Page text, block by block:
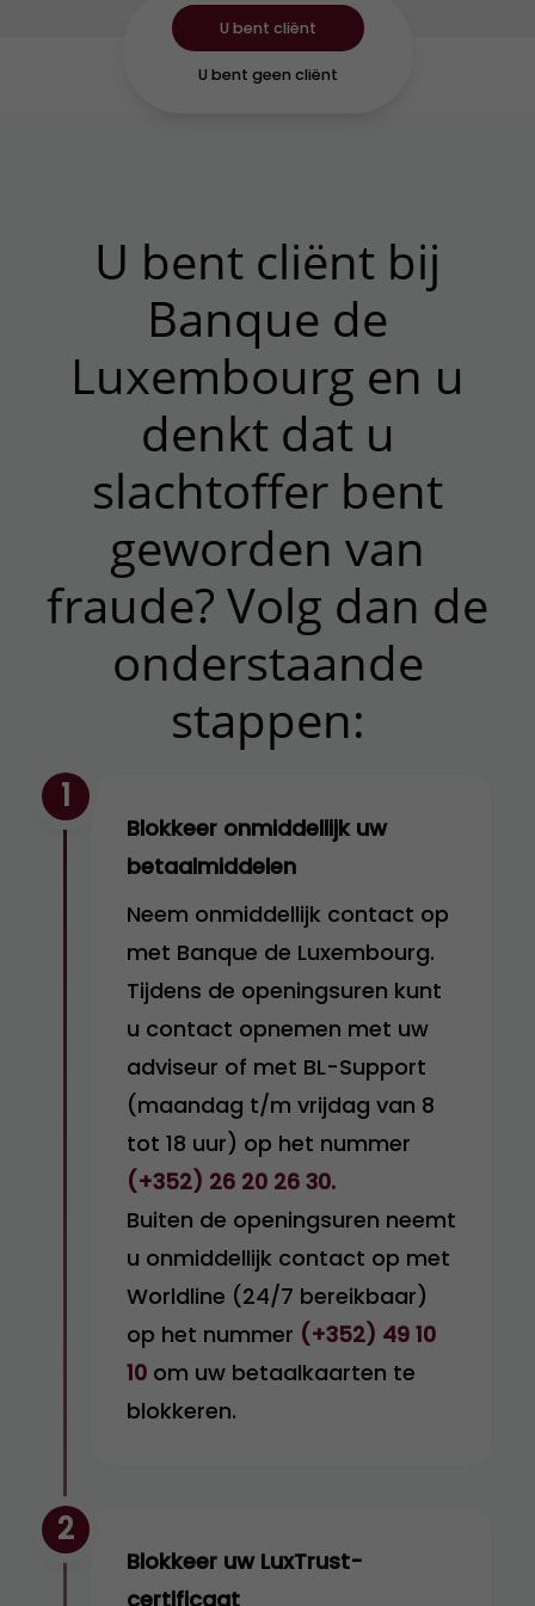
U bent cliënt
U bent geen cliënt
U bent cliënt bij
Banque de
Luxembourg en u
denkt dat u
slachtoffer bent
geworden van
fraude? Volg dan de
onderstaande
stappen:
1
Blokkeer onmiddellijk uw
betaalmiddelen
Neem onmiddellijk contact op
met Banque de Luxembourg.
Tijdens de openingsuren kunt
u contact opnemen met uw
adviseur of met BL-Support
(maandag t/m vrijdag van 8
tot 18 uur) op het nummer
(+352) 26 20 26 30.
Buiten de openingsuren neemt
u onmiddellijk contact op met
Worldline (24/7 bereikbaar)
op het nummer (+352) 49 10
10 om uw betaalkaarten te
blokkeren.
2
Blokkeer uw LuxTrust-
certificaat